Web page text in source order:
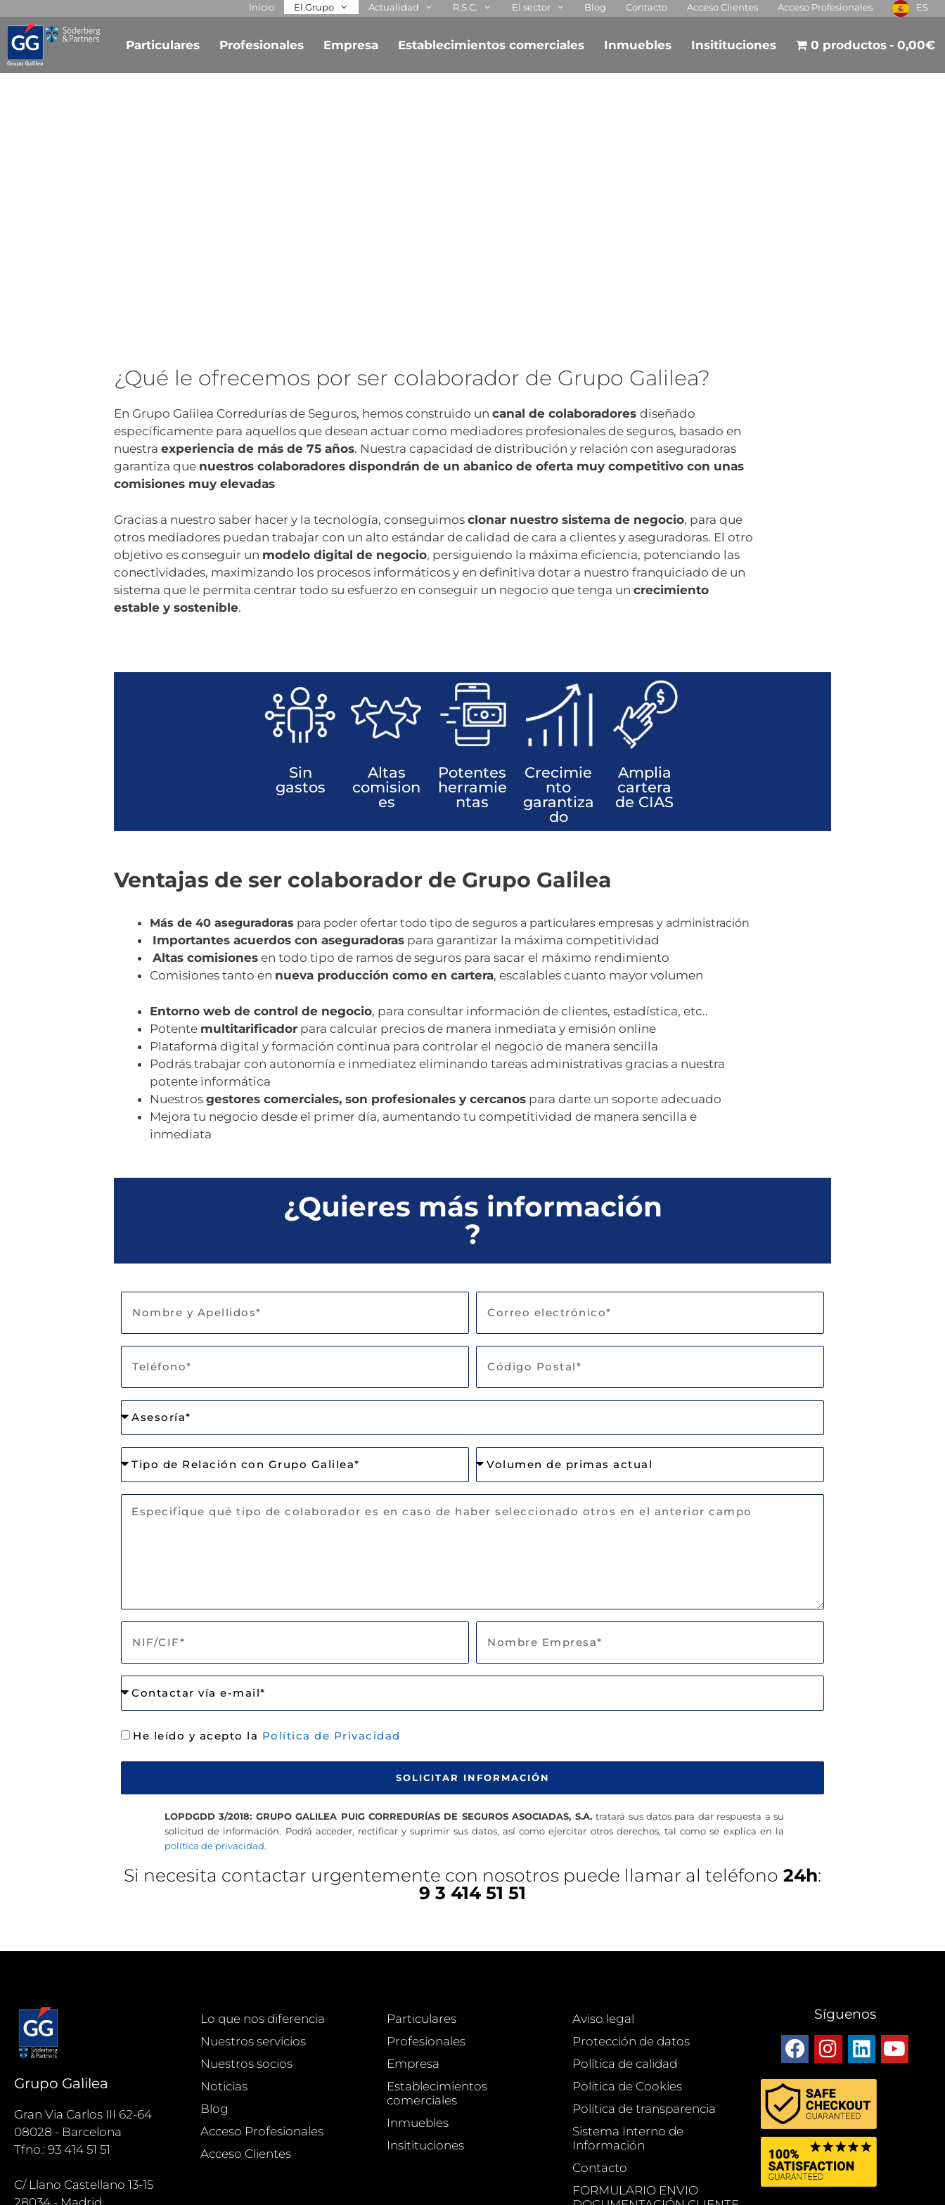
Inicio El Grupo Actualidad R.S.C. El sector Blog Contacto Acceso Clientes Acceso Profesionales ES
Particulares Profesionales Empresa Establecimientos comerciales Inmuebles Insitituciones 0 productos 0,00€
¿Qué le ofrecemos por ser colaborador de Grupo Galilea?
En Grupo Galilea Corredurías de Seguros, hemos construido un canal de colaboradores diseñado
específicamente para aquellos que desean actuar como mediadores profesionales de seguros, basado en
nuestra experiencia de más de 75 años. Nuestra capacidad de distribución y relación con aseguradoras
garantiza que nuestros colaboradores dispondrán de un abanico de oferta muy competitivo con unas
comisiones muy elevadas
Gracias a nuestro saber hacer y la tecnología, conseguimos clonar nuestro sistema de negocio, para que
otros mediadores puedan trabajar con un alto estándar de calidad de cara a clientes y aseguradoras. El otro
objetivo es conseguir un modelo digital de negocio, persiguiendo la máxima eficiencia, potenciando las
conectividades, maximizando los procesos informáticos y en definitiva dotar a nuestro franquiciado de un
sistema que le permita centrar todo su esfuerzo en conseguir un negocio que tenga un crecimiento
estable y sostenible.
Sin
gastos
Altas
comision
es
Potentes
herramie
ntas
Crecimie
nto
garantiza
do
Amplia
cartera
de CIAS
Ventajas de ser colaborador de Grupo Galilea
Más de 40 aseguradoras para poder ofertar todo tipo de seguros a particulares empresas y administración
Importantes acuerdos con aseguradoras para garantizar la máxima competitividad
Altas comisiones en todo tipo de ramos de seguros para sacar el máximo rendimiento
Comisiones tanto en nueva producción como en cartera, escalables cuanto mayor volumen
Entorno web de control de negocio, para consultar información de clientes, estadística, etc..
Potente multitarificador para calcular precios de manera inmediata y emisión online
Plataforma digital y formación continua para controlar el negocio de manera sencilla
Podrás trabajar con autonomía e inmediatez eliminando tareas administrativas gracias a nuestra
potente informática
Nuestros gestores comerciales, son profesionales y cercanos para darte un soporte adecuado
Mejora tu negocio desde el primer día, aumentando tu competitividad de manera sencilla e
inmediata
¿Quieres más información
?
He leído y acepto la Política de Privacidad
SOLICITAR INFORMACIÓN
LOPDGDD 3/2018: GRUPO GALILEA PUIG CORREDURÍAS DE SEGUROS ASOCIADAS, S.A.tratará sus datos para dar respuesta a su
solicitud de información. Podrá acceder, rectificar y suprimir sus datos, así como ejercitar otros derechos, tal como se explica en la
política de privacidad.
Si necesita contactar urgentemente con nosotros puede llamar al teléfono 24h:
9 3 414 51 51
Grupo Galilea
Gran Via Carlos III 62-64
08028 - Barcelona
Tfno.: 93 414 51 51
C/ Llano Castellano 13-15
28034 - Madrid
Lo que nos diferencia
Nuestros servicios
Nuestros socios
Noticias
Blog
Acceso Profesionales
Acceso Clientes
Particulares
Profesionales
Empresa
Establecimientos
comerciales
Inmuebles
Insitituciones
Aviso legal
Protección de datos
Política de calidad
Política de Cookies
Política de transparencia
Sistema Interno de
Información
Contacto
FORMULARIO ENVIO
Síguenos